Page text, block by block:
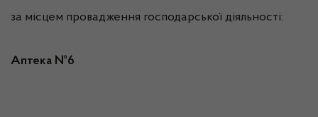
за місцем провадження господарської діяльності:
Аптека №6